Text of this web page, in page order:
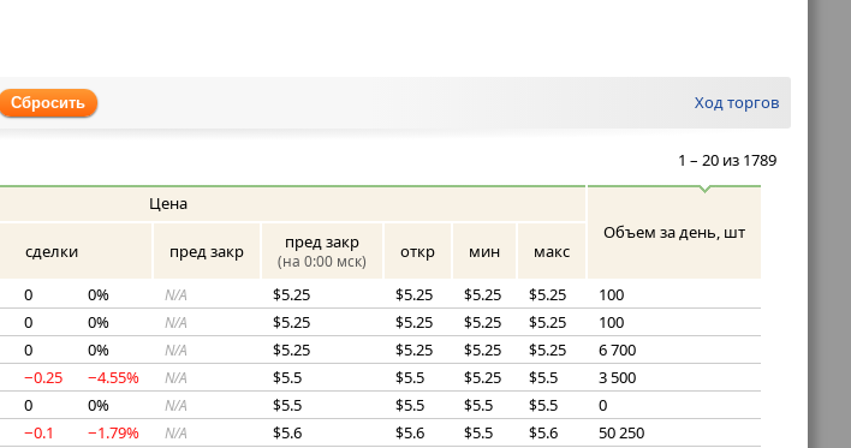
Ход торгов
Сбросить
1 – 20 из 1789
Цена
Объем за день, шт
сделки пред закр пред закр
(на 0:00 мск) откр мин
макс
0 0% N/A $5.25 $5.25 $5.25 $5.25
100
0 0% N/A $5.25 $5.25 $5.25 $5.25
100
0 0% N/A $5.25 $5.25 $5.25 $5.25
6 700
−0.25 −4.55% N/A $5.5 $5.5 $5.25 $5.5
3 500
0 0% N/A $5.5 $5.5 $5.5 $5.5
0
−0.1 −1.79% N/A $5.6 $5.6 $5.5 $5.6
50 250